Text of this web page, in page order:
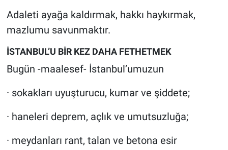
Adaleti ayağa kaldırmak, hakkı haykırmak,
mazlumu savunmaktır.
İSTANBUL’U BİR KEZ DAHA FETHETMEK
Bugün -maalesef- İstanbul’umuzun
· sokakları uyuşturucu, kumar ve şiddete;
· haneleri deprem, açlık ve umutsuzluğa;
· meydanları rant, talan ve betona esir